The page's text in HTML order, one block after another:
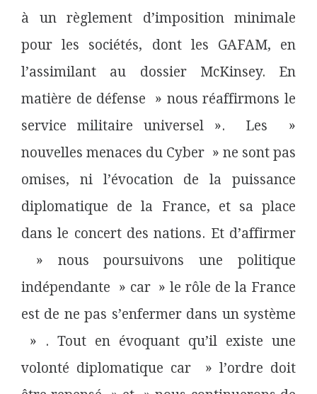
à un règlement d’imposition minimale
pour les sociétés, dont les GAFAM, en
l’assimilant au dossier McKinsey. En
matière de défense » nous réaffirmons le
service militaire universel ». Les »
nouvelles menaces du Cyber » ne sont pas
omises, ni l’évocation de la puissance
diplomatique de la France, et sa place
dans le concert des nations. Et d’affirmer
» nous poursuivons une politique
indépendante » car » le rôle de la France
est de ne pas s’enfermer dans un système
» . Tout en évoquant qu’il existe une
volonté diplomatique car » l’ordre doit